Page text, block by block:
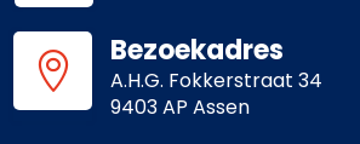
 Bezoekadres
A.H.G. Fokkerstraat 34
9403 AP Assen